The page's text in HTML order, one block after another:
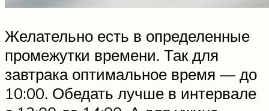
Желательно есть в определенные
промежутки времени. Так для
завтрака оптимальное время — до
10:00. Обедать лучше в интервале